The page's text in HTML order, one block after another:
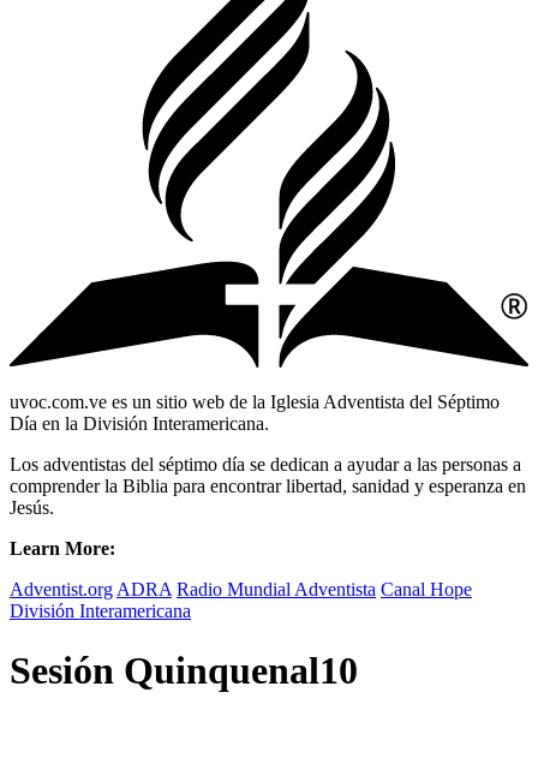
uvoc.com.ve es un sitio web de la Iglesia Adventista del Séptimo
Día en la División Interamericana.
Los adventistas del séptimo día se dedican a ayudar a las personas a
comprender la Biblia para encontrar libertad, sanidad y esperanza en
Jesús.
Learn More:
Adventist.org ADRA Radio Mundial Adventista Canal Hope
División Interamericana
Sesión Quinquenal10